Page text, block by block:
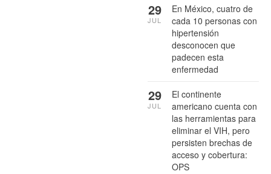
En México, cuatro de
cada 10 personas con
hipertensión
desconocen que
padecen esta
enfermedad
29
JUL
El continente
americano cuenta con
las herramientas para
eliminar el VIH, pero
persisten brechas de
acceso y cobertura:
OPS
29
JUL